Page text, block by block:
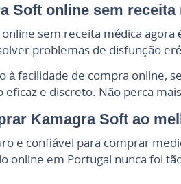
Soft online sem receita
sem receita médica
problemas de disfunção
à facilidade de compra online,
e discreto. Não perca
Kamagra Soft ao
e confiável para comprar
online em Portugal nunca foi